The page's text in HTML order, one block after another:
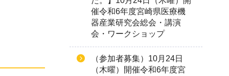
催令和6年度宮崎県医療機
器産業研究会総会・講演
会・ワークショップ
（参加者募集）10月24日
（木曜）開催令和6年度宮